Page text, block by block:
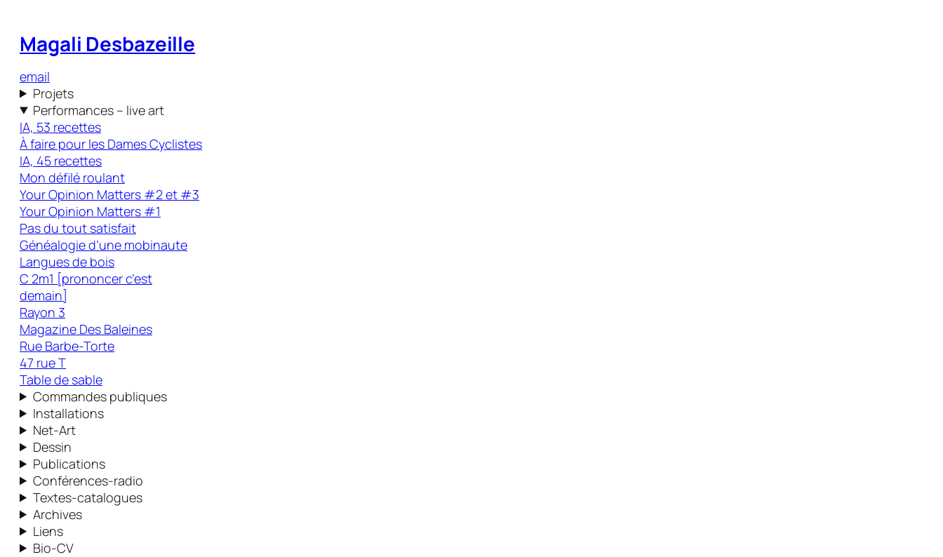
Magali Desbazeille
email
Projets
Performances – live art
IA, 53 recettes
À faire pour les Dames Cyclistes
IA, 45 recettes
Mon défilé roulant
Your Opinion Matters #2 et #3
Your Opinion Matters #1
Pas du tout satisfait
Généalogie d’une mobinaute
Langues de bois
C 2m1 [prononcer c’est
demain]
Rayon 3
Magazine Des Baleines
Rue Barbe-Torte
47 rue T
Table de sable
Commandes publiques
Installations
Net-Art
Dessin
Publications
Conférences-radio
Textes-catalogues
Archives
Liens
Bio-CV